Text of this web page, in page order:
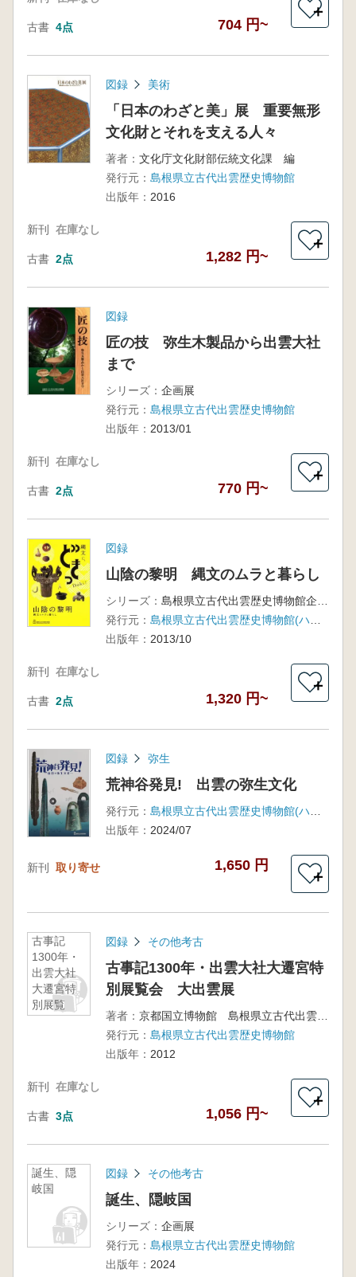
古書 4点 704 円~
＋
図録 美術
「日本のわざと美」展 重要無形
文化財とそれを支える人々
著者： 文化庁文化財部伝統文化課 編
発行元： 島根県立古代出雲歴史博物館
出版年： 2016
新刊 在庫なし
古書 2点 1,282 円~
＋
図録
匠の技 弥生木製品から出雲大社
まで
シリーズ： 企画展
発行元： 島根県立古代出雲歴史博物館
出版年： 2013/01
新刊 在庫なし
古書 2点 770 円~
＋
図録
山陰の黎明 縄文のムラと暮らし
シリーズ：
発行元：
出版年： 2013/10
新刊 在庫なし
古書 2点 1,320 円~
＋
図録 弥生
荒神谷発見! 出雲の弥生文化
発行元：
出版年： 2024/07
新刊 取り寄せ 1,650 円
＋
古事記
1300年・
出雲大社
大遷宮特
別展覧
図録 その他考古
古事記1300年・出雲大社大遷宮特
別展覧会 大出雲展
著者：
京都国立博物館 島根県立古代出雲歴史博物館 編
発行元： 島根県立古代出雲歴史博物館
出版年： 2012
新刊 在庫なし
古書 3点 1,056 円~
＋
誕生、隠
岐国
図録 その他考古
誕生、隠岐国
シリーズ： 企画展
発行元： 島根県立古代出雲歴史博物館
出版年： 2024